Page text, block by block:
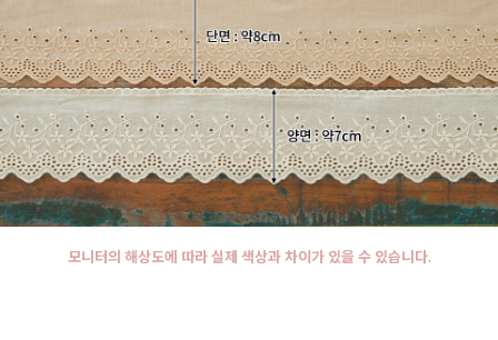
모니터의 해상도에 따라 실제 색상과 차이가 있을 수 있습니다.